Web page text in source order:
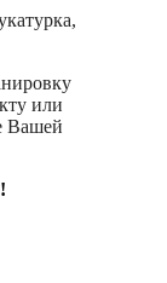
или
Вашей